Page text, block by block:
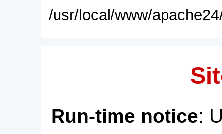
/usr/local/www/
Run-time notice: